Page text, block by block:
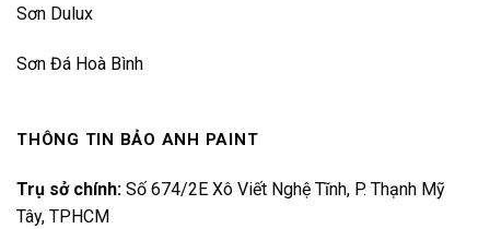
Sơn Dulux
Sơn Đá Hoà Bình
THÔNG TIN BẢO ANH PAINT
Trụ sở chính: Số 674/2E Xô Viết Nghệ Tĩnh, P. Thạnh Mỹ
Tây, TPHCM